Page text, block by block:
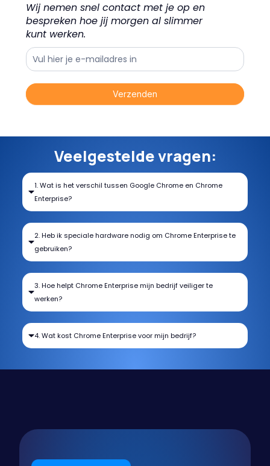
Wij nemen snel contact met je op en
bespreken hoe jij morgen al slimmer
kunt werken.
Landingspagina
Verzenden
Veelgestelde vragen:
1. Wat is het verschil tussen Google Chrome en Chrome
Enterprise?
2. Heb ik speciale hardware nodig om Chrome Enterprise te
gebruiken?
3. Hoe helpt Chrome Enterprise mijn bedrijf veiliger te
werken?
4. Wat kost Chrome Enterprise voor mijn bedrijf?